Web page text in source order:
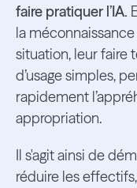
faire pratiquer l’IA.
la
situation, leur faire
d’usage simples,
rapidement
appropriation.
Il s'agit ainsi de
réduire les